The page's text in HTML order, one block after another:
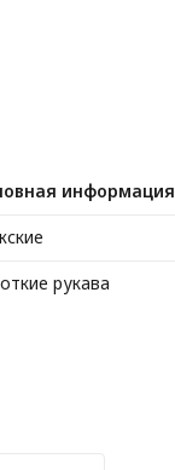
информация
рукава